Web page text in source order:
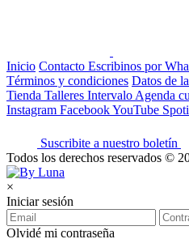
Inicio Contacto Escribinos por
Términos y condiciones Datos de
Tienda Talleres Intervalo Agenda
Instagram FacebookYouTube
Suscribite a nuestro boletín
Todos los derechos reservados ©
×
Iniciar sesión
Olvidé mi contraseña